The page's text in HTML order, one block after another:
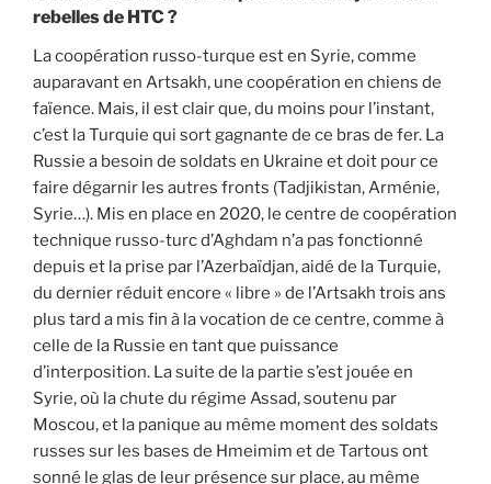
rebelles de HTC ?
La coopération russo-turque est en Syrie, comme
auparavant en Artsakh, une coopération en chiens de
faïence. Mais, il est clair que, du moins pour l’instant,
c’est la Turquie qui sort gagnante de ce bras de fer. La
Russie a besoin de soldats en Ukraine et doit pour ce
faire dégarnir les autres fronts (Tadjikistan, Arménie,
Syrie…). Mis en place en 2020, le centre de coopération
technique russo-turc d’Aghdam n’a pas fonctionné
depuis et la prise par l’Azerbaïdjan, aidé de la Turquie,
du dernier réduit encore « libre » de l’Artsakh trois ans
plus tard a mis fin à la vocation de ce centre, comme à
celle de la Russie en tant que puissance
d’interposition. La suite de la partie s’est jouée en
Syrie, où la chute du régime Assad, soutenu par
Moscou, et la panique au même moment des soldats
russes sur les bases de Hmeimim et de Tartous ont
sonné le glas de leur présence sur place, au même